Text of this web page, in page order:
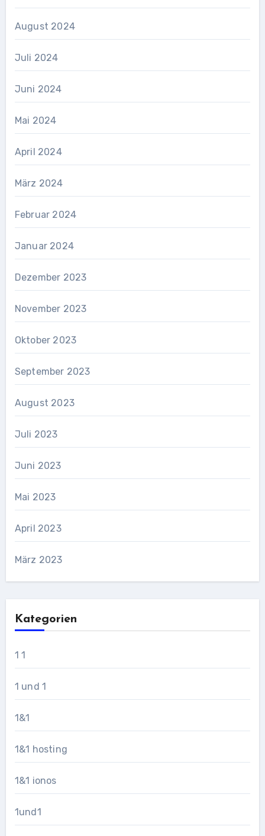
August 2024
Juli 2024
Juni 2024
Mai 2024
April 2024
März 2024
Februar 2024
Januar 2024
Dezember 2023
November 2023
Oktober 2023
September 2023
August 2023
Juli 2023
Juni 2023
Mai 2023
April 2023
März 2023
Kategorien
1 1
1 und 1
1&1
1&1 hosting
1&1 ionos
1und1